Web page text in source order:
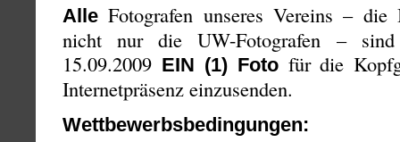
Alle Fotografen unseres Vereins –
nicht nur die UW-Fotografen –
15.09.2009 EIN (1) Fotofür die
Internetpräsenz einzusenden.
Wettbewerbsbedingungen: